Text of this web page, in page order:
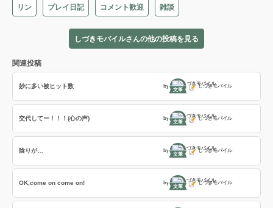
リン プレイ日記 コメント歓迎 雑談
しづきモバイルさんの他の投稿を見る
関連投稿
妙に多い被ヒット数 by
文筆
しづきモバイル
交代してー！！！(心の声) by
文筆
しづきモバイル
陰りが… by
文筆
しづきモバイル
OK,come on come on! by
文筆
しづきモバイル